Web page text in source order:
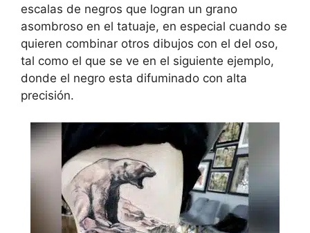
escalas de negros que logran un grano
asombroso en el tatuaje, en especial cuando se
quieren combinar otros dibujos con el del oso,
tal como el que se ve en el siguiente ejemplo,
donde el negro esta difuminado con alta
precisión.